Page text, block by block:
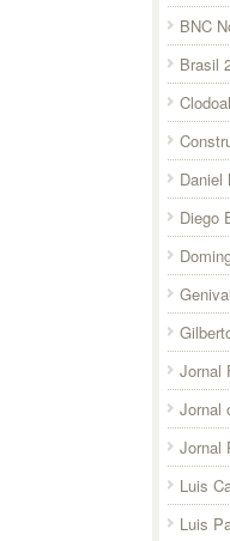
BNC
Brasil
Daniel
Diego
Jornal
Jornal
Jornal
Luis
Luis